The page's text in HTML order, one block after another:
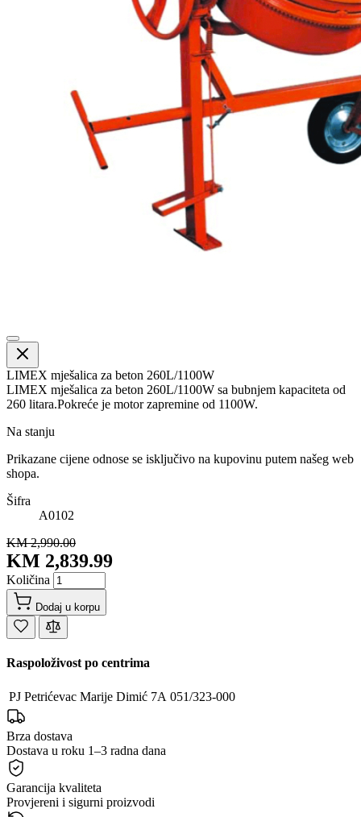
LIMEX mješalica za beton 260L/1100W
LIMEX mješalica za beton 260L/1100W sa bubnjem kapaciteta od
260 litara.Pokreće je motor zapremine od 1100W.
Na stanju
Prikazane cijene odnose se isključivo na kupovinu putem našeg web
shopa.
Šifra
A0102
KM 2,990.00
KM 2,839.99
Količina
Dodaj u korpu
Raspoloživost po centrima
PJ Petrićevac Marije Dimić 7A 051/323-000
Brza dostava
Dostava u roku 1–3 radna dana
Garancija kvaliteta
Provjereni i sigurni proizvodi